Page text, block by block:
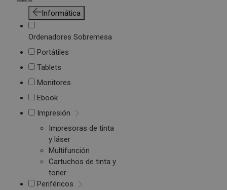
Informática
Ordenadores Sobremesa
Portátiles
Tablets
Monitores
Ebook
Impresión
Impresoras de tinta
y láser
Multifunción
Cartuchos de tinta y
toner
Periféricos